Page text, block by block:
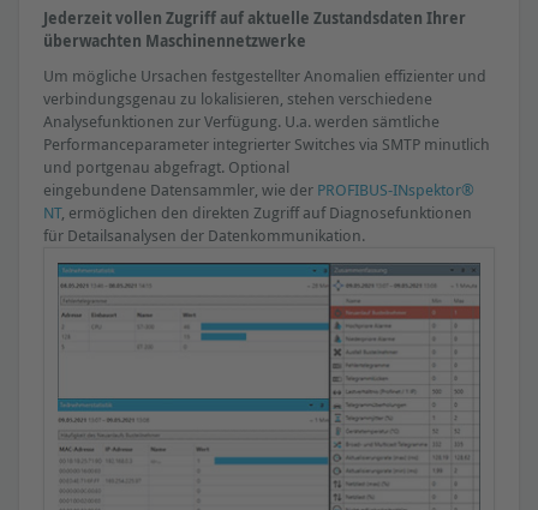
» Erforderliche Hardware
Bündelfehler
Fehlertelegramme
Reset-Telegramme
Jederzeit vollen Zugriff auf aktuelle Zustandsdaten Ihrer
überwachten Maschinennetzwerke
Um mögliche Ursachen festgestellter Anomalien effizienter und
verbindungsgenau zu lokalisieren, stehen verschiedene
Analysefunktionen zur Verfügung. U.a. werden sämtliche
Performanceparameter integrierter Switches via SMTP minutlich
und portgenau abgefragt. Optional
eingebundene Datensammler, wie der PROFIBUS-INspektor®
NT, ermöglichen den direkten Zugriff auf Diagnosefunktionen
für Detailsanalysen der Datenkommunikation.